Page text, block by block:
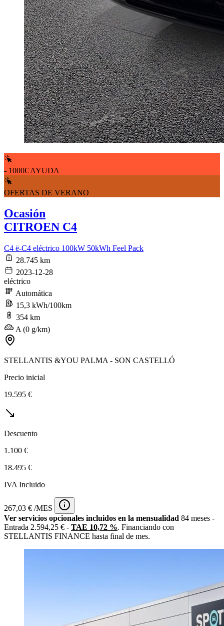
- 1000€ AYUDA
OFERTAS DE VERANO
Ocasión
CITROEN C4
C4 ë-C4 eléctrico 100kW 50kWh Feel Pack
28.745 km
2023-12-28
eléctrico
Automática
15,3 kWh/100km
354 km
A (0 g/km)
STELLANTIS &YOU PALMA - SON CASTELLÓ
Precio inicial
19.595 €
Descuento
1.100 €
18.495 €
IVA Incluido
267,03 € /MES
Ver servicios opcionales incluidos en la mensualidad 84 meses -
Entrada 2.594,25 € - TAE 10,72 %. Financiando con
STELLANTIS FINANCE hasta final de mes.